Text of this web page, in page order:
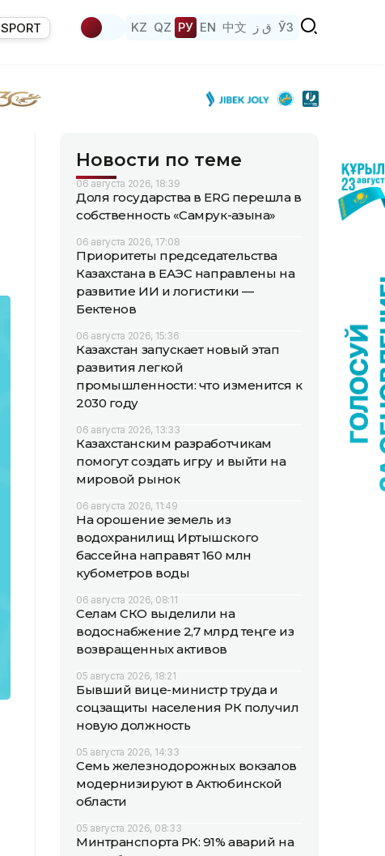
SPORT KZ QZ РУ EN 中文 ق ز ЎЗ
Новости по теме
06 августа 2026, 18:39
Доля государства в ERG перешла в
собственность «Самрук-Қазына»
06 августа 2026, 17:08
Приоритеты председательства
Казахстана в ЕАЭС направлены на
развитие ИИ и логистики —
Бектенов
06 августа 2026, 15:36
Казахстан запускает новый этап
развития легкой
промышленности: что изменится к
2030 году
06 августа 2026, 13:33
Казахстанским разработчикам
помогут создать игру и выйти на
мировой рынок
06 августа 2026, 11:49
На орошение земель из
водохранилищ Иртышского
бассейна направят 160 млн
кубометров воды
06 августа 2026, 08:11
Селам СКО выделили на
водоснабжение 2,7 млрд теңге из
возвращенных активов
05 августа 2026, 18:21
Бывший вице-министр труда и
соцзащиты населения РК получил
новую должность
05 августа 2026, 14:33
Семь железнодорожных вокзалов
модернизируют в Актюбинской
области
05 августа 2026, 08:33
Минтранспорта РК: 91% аварий на